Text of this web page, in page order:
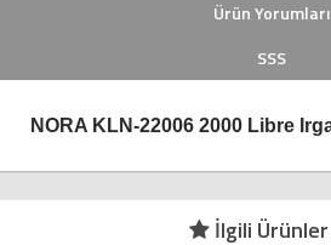
Ürün Yorumları
SSS
NORA KLN-22006 2000 Libre
İlgili Ürünler